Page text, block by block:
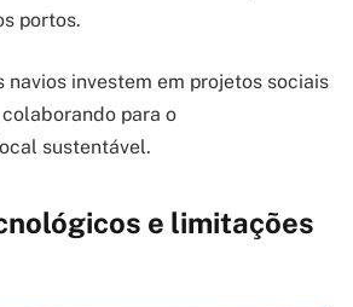
portos.
navios investem em projetos sociais
para o
sustentável.
e limitações